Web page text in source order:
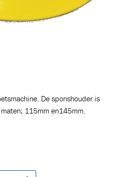
De sponshouder is
115mm en145mm.
Ga naar winkelwagen